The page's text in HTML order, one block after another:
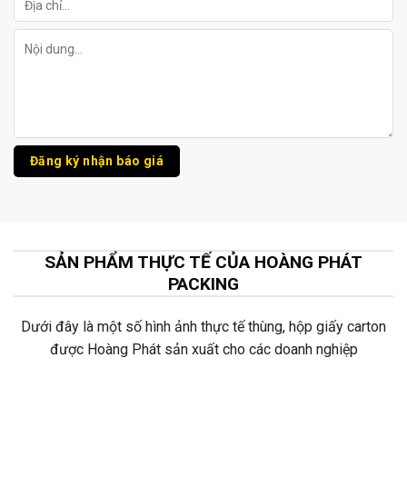
SẢN PHẨM THỰC TẾ CỦA HOÀNG PHÁT
PACKING
Dưới đây là một số hình ảnh thực tế thùng, hộp giấy carton
được Hoàng Phát sản xuất cho các doanh nghiệp